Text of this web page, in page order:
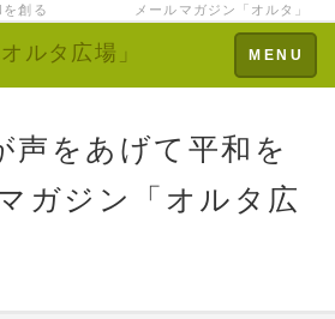
和を創る メールマガジン「オルタ」
Toggle
navigation
MENU
ルタ広場」
声をあげて平和を
ガジン「オルタ広